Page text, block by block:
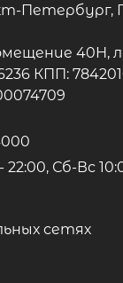
1,
40Н,
КПП:
Сб-Вс
сетях